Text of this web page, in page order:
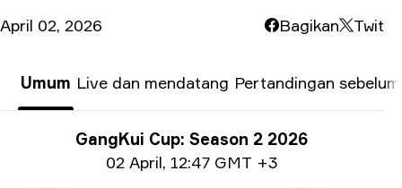
April 02, 2026 Bagikan Twit
Umum Live dan mendatang Pertandingan
Info TurnamenGangKui Cup: Season 2 2026
02 April, 12:47 GMT +3